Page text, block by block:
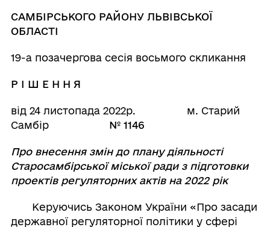
САМБІРСЬКОГО РАЙОНУ ЛЬВІВСЬКОЇ
ОБЛАСТІ
19-а позачергова сесія восьмого скликання
Р І Ш Е Н Н Я
від 24 листопада 2022р. м. Старий
Самбір № 1146
Про внесення змін до плану діяльності
Старосамбірської міської ради з підготовки
проектів регуляторних актів на 2022 рік
Керуючись Законом України «Про засади
державної регуляторної політики у сфері